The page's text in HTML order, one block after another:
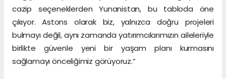
cazip seçeneklerden Yunanistan, bu tabloda öne
çıkıyor. Astons olarak biz, yalnızca doğru projeleri
bulmayı değil, aynı zamanda yatırımcılarımızın aileleriyle
birlikte güvenle yeni bir yaşam planı kurmasını
sağlamayı önceliğimiz görüyoruz.”